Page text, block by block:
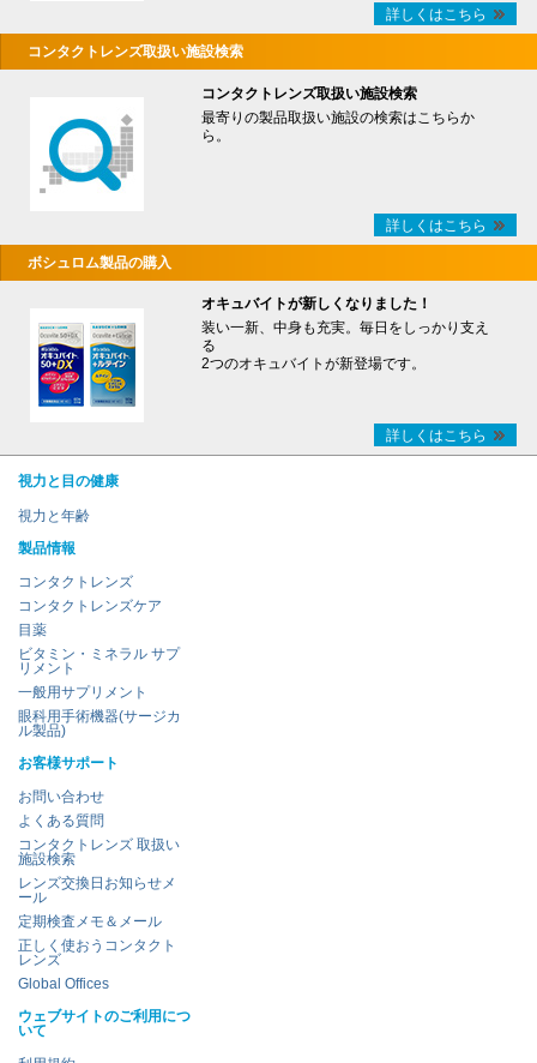
詳しくはこちら
コンタクトレンズ取扱い施設検索
コンタクトレンズ取扱い施設検索
最寄りの製品取扱い施設の検索はこちらか
ら。
詳しくはこちら
ボシュロム製品の購入
オキュバイトが新しくなりました！
装い一新、中身も充実。毎日をしっかり支え
る
2つのオキュバイトが新登場です。
詳しくはこちら
視力と目の健康
視力と年齢
製品情報
コンタクトレンズ
コンタクトレンズケア
目薬
ビタミン・ミネラル サプ
リメント
一般用サプリメント
眼科用手術機器(サージカ
ル製品)
お客様サポート
お問い合わせ
よくある質問
コンタクトレンズ 取扱い
施設検索
レンズ交換日お知らせメ
ール
定期検査メモ＆メール
正しく使おうコンタクト
レンズ
Global Offices
ウェブサイトのご利用につ
いて